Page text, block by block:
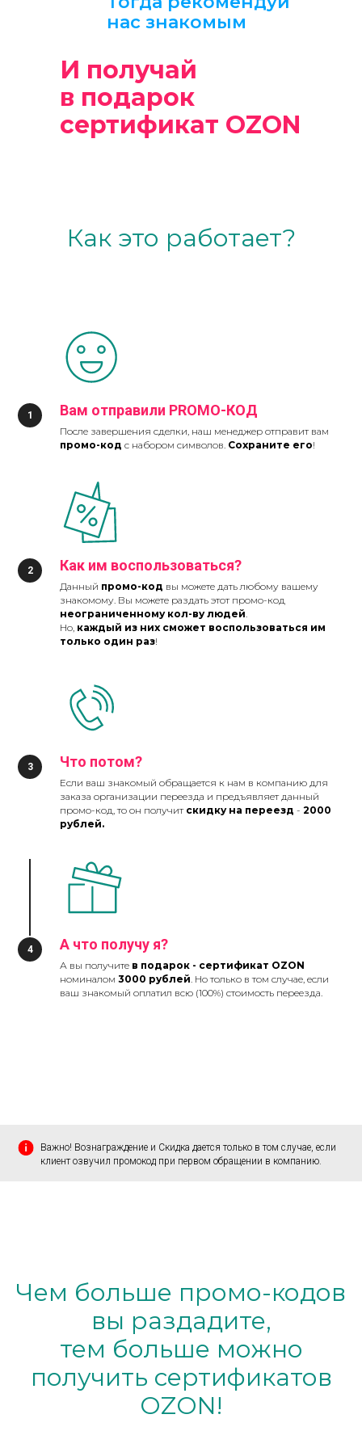
нас знакомым
И получай
в подарок
сертификат OZON
Как это работает?
Вам отправили PROMO-КОД
После завершения сделки, наш менеджер отправит вам
промо-код с набором символов. Сохраните его!
Как им воспользоваться?
Данный промо-код вы можете дать любому вашему
знакомому. Вы можете раздать этот промо-код
неограниченному кол-ву людей.
Но, каждый из них сможет воспользоваться им
только один раз!
Что потом?
Если ваш знакомый обращается к нам в компанию для
заказа организации переезда и предъявляет данный
промо-код, то он получитскидку на переезд - 2000
рублей.
А что получу я?
А вы получите в подарок - сертификат OZON
номиналом 3000 рублей. Но только в том случае, если
ваш знакомый оплатил всю (100%) стоимость переезда.
Важно! Вознаграждение и Скидка дается только в том случае, если
клиент озвучил промокод при первом обращении в компанию.
Чем больше промо-кодов
вы раздадите,
тем больше можно
получить сертификатов
OZON!